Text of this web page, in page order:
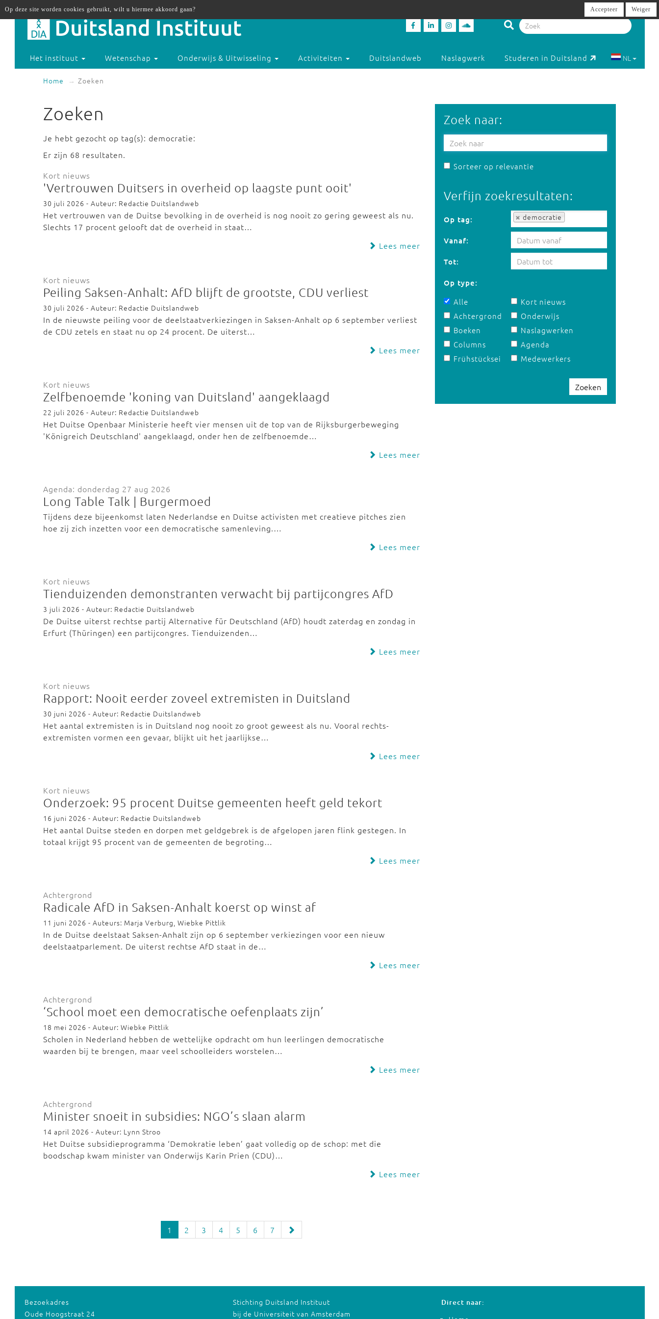
Het instituut Wetenschap Onderwijs & Uitwisseling Activiteiten Duitslandweb Naslagwerk Studeren in Duitsland NL
Home Zoeken
Zoeken
Je hebt gezocht op tag(s): democratie:
Er zijn 68 resultaten.
Kort nieuws
'Vertrouwen Duitsers in overheid op laagste punt ooit'
30 juli 2026 - Auteur: Redactie Duitslandweb
Het vertrouwen van de Duitse bevolking in de overheid is nog nooit zo gering geweest als nu.
Slechts 17 procent gelooft dat de overheid in staat…
Lees meer
Kort nieuws
Peiling Saksen-Anhalt: AfD blijft de grootste, CDU verliest
30 juli 2026 - Auteur: Redactie Duitslandweb
In de nieuwste peiling voor de deelstaatverkiezingen in Saksen-Anhalt op 6 september verliest
de CDU zetels en staat nu op 24 procent. De uiterst…
Lees meer
Kort nieuws
Zelfbenoemde 'koning van Duitsland' aangeklaagd
22 juli 2026 - Auteur: Redactie Duitslandweb
Het Duitse Openbaar Ministerie heeft vier mensen uit de top van de Rijksburgerbeweging
'Königreich Deutschland' aangeklaagd, onder hen de zelfbenoemde…
Lees meer
Agenda: donderdag 27 aug 2026
Long Table Talk | Burgermoed
Tijdens deze bijeenkomst laten Nederlandse en Duitse activisten met creatieve pitches zien
hoe zij zich inzetten voor een democratische samenleving.…
Lees meer
Kort nieuws
Tienduizenden demonstranten verwacht bij partijcongres AfD
3 juli 2026 - Auteur: Redactie Duitslandweb
De Duitse uiterst rechtse partij Alternative für Deutschland (AfD) houdt zaterdag en zondag in
Erfurt (Thüringen) een partijcongres. Tienduizenden…
Lees meer
Kort nieuws
Rapport: Nooit eerder zoveel extremisten in Duitsland
30 juni 2026 - Auteur: Redactie Duitslandweb
Het aantal extremisten is in Duitsland nog nooit zo groot geweest als nu. Vooral rechts-
extremisten vormen een gevaar, blijkt uit het jaarlijkse…
Lees meer
Kort nieuws
Onderzoek: 95 procent Duitse gemeenten heeft geld tekort
16 juni 2026 - Auteur: Redactie Duitslandweb
Het aantal Duitse steden en dorpen met geldgebrek is de afgelopen jaren flink gestegen. In
totaal krijgt 95 procent van de gemeenten de begroting…
Lees meer
Achtergrond
Radicale AfD in Saksen-Anhalt koerst op winst af
11 juni 2026 - Auteurs: Marja Verburg, Wiebke Pittlik
In de Duitse deelstaat Saksen-Anhalt zijn op 6 september verkiezingen voor een nieuw
deelstaatparlement. De uiterst rechtse AfD staat in de…
Lees meer
Achtergrond
‘School moet een democratische oefenplaats zijn’
18 mei 2026 - Auteur: Wiebke Pittlik
Scholen in Nederland hebben de wettelijke opdracht om hun leerlingen democratische
waarden bij te brengen, maar veel schoolleiders worstelen…
Lees meer
Achtergrond
Minister snoeit in subsidies: NGO’s slaan alarm
14 april 2026 - Auteur: Lynn Stroo
Het Duitse subsidieprogramma ‘Demokratie leben’ gaat volledig op de schop: met die
boodschap kwam minister van Onderwijs Karin Prien (CDU)…
Lees meer
1 2 3 4 5 6 7
Zoek naar:
Sorteer op relevantie
Verfijn zoekresultaten:
Op tag: democratie
Op tag:
Vanaf:
Tot:
Op type:
Alle
Achtergrond
Boeken
Columns
Frühstücksei
Kort nieuws
Onderwijs
Naslagwerken
Agenda
Medewerkers
Zoeken
Bezoekadres
Oude Hoogstraat 24
Stichting Duitsland Instituut
bij de Universiteit van Amsterdam
Direct naar:
Op deze site worden cookies gebruikt, wilt u hiermee akkoord gaan? Accepteer Weiger